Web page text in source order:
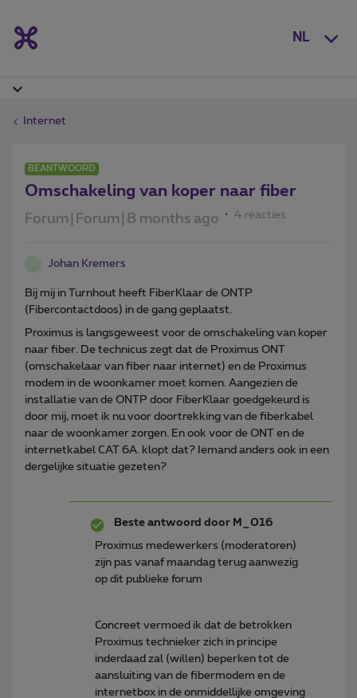
NL
Internet
BEANTWOORD
Omschakeling van koper naar fiber
Forum|Forum|8 months ago 4 reacties
Johan Kremers
Bij mij in Turnhout heeft FiberKlaar de ONTP
(Fibercontactdoos) in de gang geplaatst.
Proximus is langsgeweest voor de omschakeling van koper
naar fiber. De technicus zegt dat de Proximus ONT
(omschakelaar van fiber naar internet) en de Proximus
modem in de woonkamer moet komen. Aangezien de
installatie van de ONTP door FiberKlaar goedgekeurd is
door mij, moet ik nu voor doortrekking van de fiberkabel
naar de woonkamer zorgen. En ook voor de ONT en de
internetkabel CAT 6A. klopt dat? Iemand anders ook in een
dergelijke situatie gezeten?
Beste antwoord door M_016
Proximus medewerkers (moderatoren)
zijn pas vanaf maandag terug aanwezig
op dit publieke forum
Concreet vermoed ik dat de betrokken
Proximus technieker zich in principe
inderdaad zal (willen) beperken tot de
aansluiting van de fibermodem en de
internetbox in de onmiddellijke omgeving